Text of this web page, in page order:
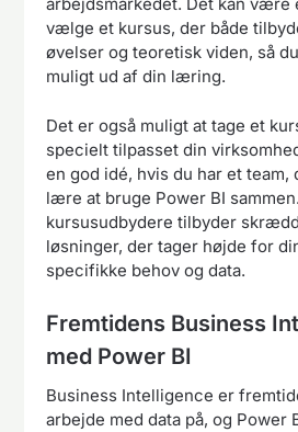
arbejdsmarkedet. Det kan være
vælge et kursus, der både
øvelser og teoretisk viden, så
muligt ud af din læring.
Det er også muligt at tage et
specielt tilpasset din
en god idé, hvis du har et team,
lære at bruge Power BI
kursusudbydere tilbyder
løsninger, der tager højde for
specifikke behov og data.
Fremtidens Business
med Power BI
Business Intelligence er
arbejde med data på, og Power